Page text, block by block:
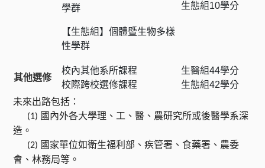
學群
【生態組】個體暨生物多樣
性學群
生態組10學分
其他選修
校內其他系所課程
校際跨校選修課程
生醫組44學分
生態組42學分
未來出路包括：
(1) 國內外各大學理、工、醫、農研究所或後醫學系深
造。
(2) 國家單位如衛生福利部、疾管署、食藥署、農委
會、林務局等。